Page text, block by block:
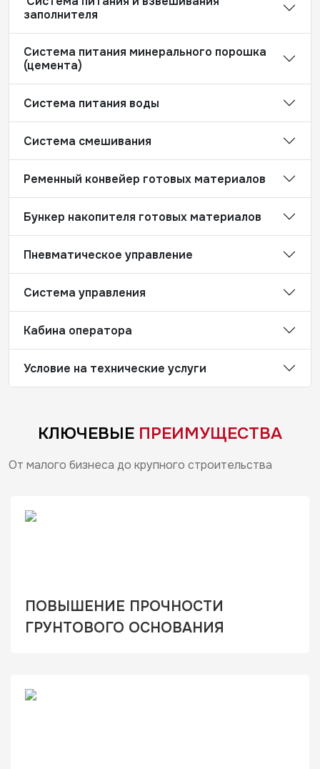
заполнителя
Система питания минерального порошка
(цемента)
Система питания воды
Система смешивания
Ременный конвейер готовых материалов
Бункер накопителя готовых материалов
Пневматическое управление
Система управления
Кабина оператора
Условие на технические услуги
КЛЮЧЕВЫЕ ПРЕИМУЩЕСТВА
От малого бизнеса до крупного строительства
ПОВЫШЕНИЕ ПРОЧНОСТИ
ГРУНТОВОГО ОСНОВАНИЯ